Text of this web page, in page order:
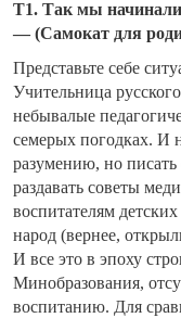
Т1. Так мы
— (Самокат для
Представьте себе
Учительница
небывалые
семерых погодках. И
разумению, но
раздавать советы
воспитателям
народ (вернее,
И все это в эпоху
Минобразования,
воспитанию. Для